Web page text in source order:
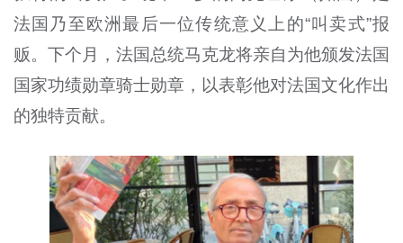
法国乃至欧洲最后一位传统意义上的“叫卖式”报
贩。下个月，法国总统马克龙将亲自为他颁发法国
国家功绩勋章骑士勋章，以表彰他对法国文化作出
的独特贡献。